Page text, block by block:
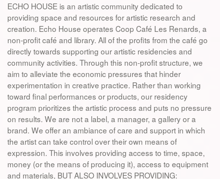
ECHO HOUSE is an artistic community dedicated to
providing space and resources for artistic research and
creation. Echo House operates Coop Café Les Renards, a
non-profit café and library. All of the profits from the café go
directly towards supporting our artistic residencies and
community activities. Through this non-profit structure, we
aim to alleviate the economic pressures that hinder
experimentation in creative practice. Rather than working
toward final performances or products, our residency
program prioritizes the artistic process and puts no pressure
on results. We are not a label, a manager, a gallery or a
brand. We offer an ambiance of care and support in which
the artist can take control over their own means of
expression. This involves providing access to time, space,
money (or the means of producing it), access to equipment
and materials, BUT ALSO INVOLVES PROVIDING: